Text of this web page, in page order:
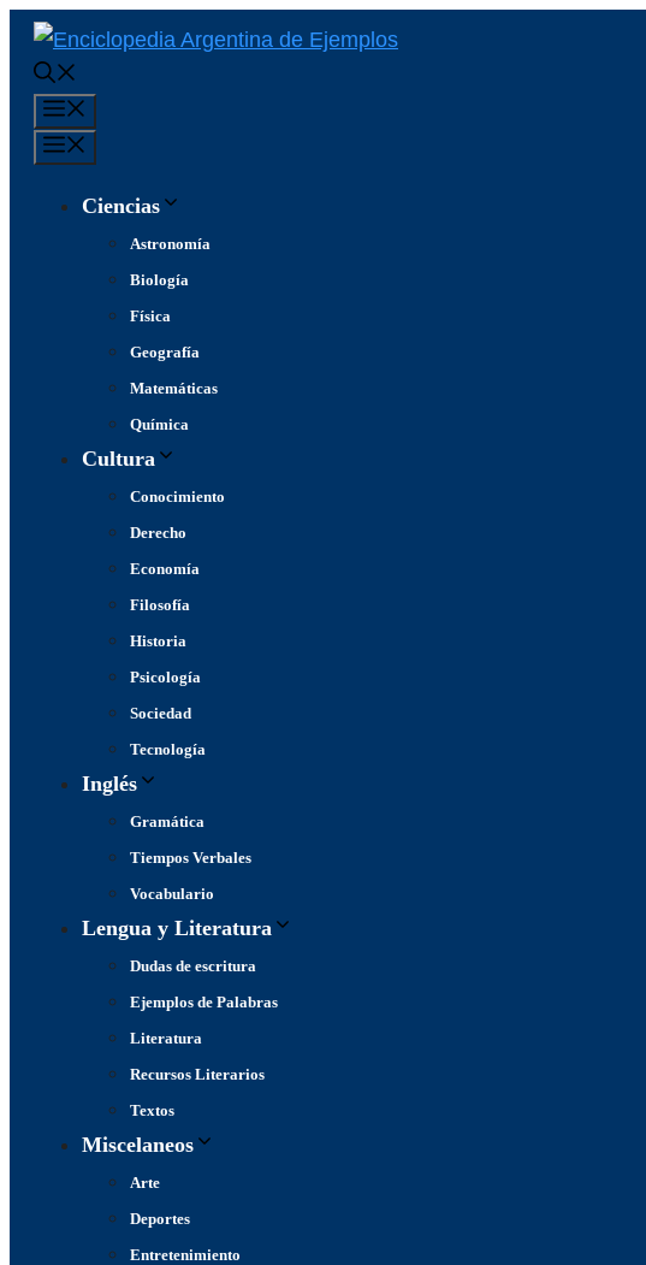
Saltar
contenido
Ciencias
Astronomía
Biología
Física
Geografía
Matemáticas
Química
Cultura
Conocimiento
Derecho
Economía
Filosofía
Historia
Psicología
Sociedad
Tecnología
Inglés
Gramática
Tiempos Verbales
Vocabulario
Lengua y Literatura
Dudas de escritura
Ejemplos de Palabras
Literatura
Recursos Literarios
Textos
Miscelaneos
Arte
Deportes
Entretenimiento